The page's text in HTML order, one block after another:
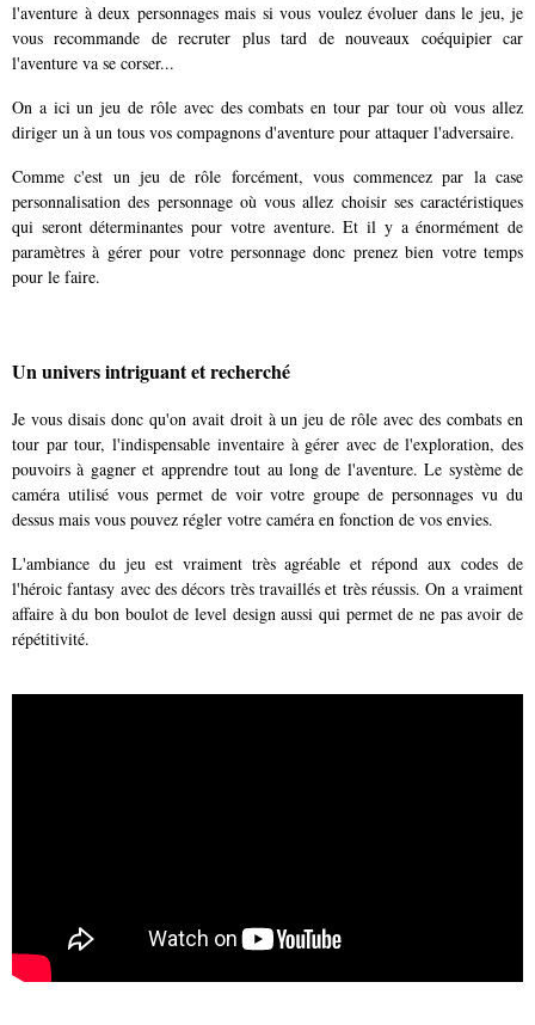
l'aventure à deux personnages mais si vous voulez évoluer dans le jeu, je
vous recommande de recruter plus tard de nouveaux coéquipier car
l'aventure va se corser...
On a ici un jeu de rôle avec des combats en tour par tour où vous allez
diriger un à un tous vos compagnons d'aventure pour attaquer l'adversaire.
Comme c'est un jeu de rôle forcément, vous commencez par la case
personnalisation des personnage où vous allez choisir ses caractéristiques
qui seront déterminantes pour votre aventure. Et il y a énormément de
paramètres à gérer pour votre personnage donc prenez bien votre temps
pour le faire.
Un univers intriguant et recherché
Je vous disais donc qu'on avait droit à un jeu de rôle avec des combats en
tour par tour, l'indispensable inventaire à gérer avec de l'exploration, des
pouvoirs à gagner et apprendre tout au long de l'aventure. Le système de
caméra utilisé vous permet de voir votre groupe de personnages vu du
dessus mais vous pouvez régler votre caméra en fonction de vos envies.
L'ambiance du jeu est vraiment très agréable et répond aux codes de
l'héroic fantasy avec des décors très travaillés et très réussis. On a vraiment
affaire à du bon boulot de level design aussi qui permet de ne pas avoir de
répétitivité.